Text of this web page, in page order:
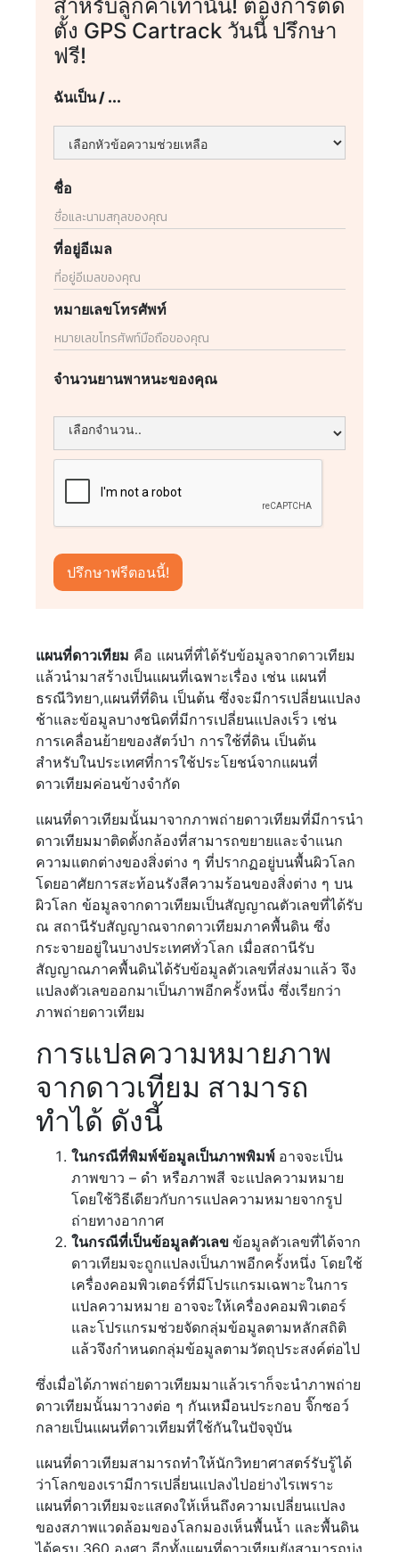
สำหรับลูกค้าเท่านั้น! ต้องการติด
ตั้ง GPS Cartrack วันนี้ ปรึกษา
ฟรี!
ฉันเป็น / ...
ชื่อ
ที่อยู่อีเมล
หมายเลขโทรศัพท์
จำนวนยานพาหนะของคุณ
แผนที่ดาวเทียม คือ แผนที่ที่ได้รับข้อมูลจากดาวเทียม
แล้วนำมาสร้างเป็นแผนที่เฉพาะเรื่อง เช่น แผนที่
ธรณีวิทยา,แผนที่ที่ดิน เป็นต้น ซึ่งจะมีการเปลี่ยนแปลง
ช้าและข้อมูลบางชนิดที่มีการเปลี่ยนแปลงเร็ว เช่น
การเคลื่อนย้ายของสัตว์ป่า การใช้ที่ดิน เป็นต้น
สำหรับในประเทศที่การใช้ประโยชน์จากแผนที่
ดาวเทียมค่อนข้างจำกัด
แผนที่ดาวเทียมนั้นมาจากภาพถ่ายดาวเทียมที่มีการนำ
ดาวเทียมมาติดตั้งกล้องที่สามารถขยายและจำแนก
ความแตกต่างของสิ่งต่าง ๆ ที่ปรากฏอยู่บนพื้นผิวโลก
โดยอาศัยการสะท้อนรังสีความร้อนของสิ่งต่าง ๆ บน
ผิวโลก ข้อมูลจากดาวเทียมเป็นสัญญาณตัวเลขที่ได้รับ
ณ สถานีรับสัญญาณจากดาวเทียมภาคพื้นดิน ซึ่ง
กระจายอยู่ในบางประเทศทั่วโลก เมื่อสถานีรับ
สัญญาณภาคพื้นดินได้รับข้อมูลตัวเลขที่ส่งมาแล้ว จึง
แปลงตัวเลขออกมาเป็นภาพอีกครั้งหนึ่ง ซึ่งเรียกว่า
ภาพถ่ายดาวเทียม
การแปลความหมายภาพ
จากดาวเทียม สามารถ
ทำได้ ดังนี้
ในกรณีที่พิมพ์ข้อมูลเป็นภาพพิมพ์ อาจจะเป็น
ภาพขาว – ดำ หรือภาพสี จะแปลความหมาย
โดยใช้วิธีเดียวกับการแปลความหมายจากรูป
ถ่ายทางอากาศ
ในกรณีที่เป็นข้อมูลตัวเลข ข้อมูลตัวเลขที่ได้จาก
ดาวเทียมจะถูกแปลงเป็นภาพอีกครั้งหนึ่ง โดยใช้
เครื่องคอมพิวเตอร์ที่มีโปรแกรมเฉพาะในการ
แปลความหมาย อาจจะให้เครื่องคอมพิวเตอร์
และโปรแกรมช่วยจัดกลุ่มข้อมูลตามหลักสถิติ
แล้วจึงกำหนดกลุ่มข้อมูลตามวัตถุประสงค์ต่อไป
ซึ่งเมื่อได้ภาพถ่ายดาวเทียมมาแล้วเราก็จะนำภาพถ่าย
ดาวเทียมนั้นมาวางต่อ ๆ กันเหมือนประกอบ จิ๊กซอว์
กลายเป็นแผนที่ดาวเทียมที่ใช้กันในปัจจุบัน
แผนที่ดาวเทียมสามารถทำให้นักวิทยาศาสตร์รับรู้ได้
ว่าโลกของเรามีการเปลี่ยนแปลงไปอย่างไรเพราะ
แผนที่ดาวเทียมจะแสดงให้เห็นถึงความเปลี่ยนแปลง
ของสภาพแวดล้อมของโลกมองเห็นพื้นน้ำ และพื้นดิน